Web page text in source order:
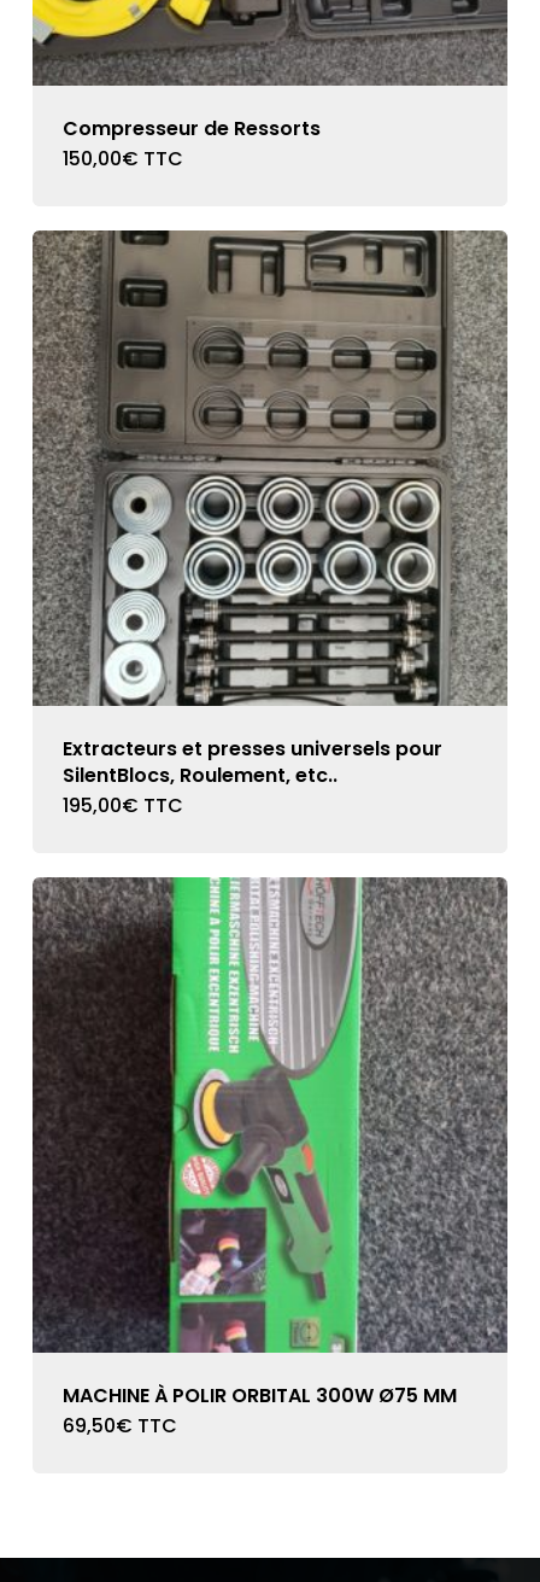
Compresseur de Ressorts
150,00€ TTC
Extracteurs et presses universels pour
SilentBlocs, Roulement, etc..
195,00€ TTC
MACHINE À POLIR ORBITAL 300W Ø75 MM
69,50€ TTC